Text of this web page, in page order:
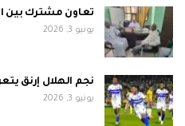
تعاون مشترك بين
يونيو 3, 2026
نجم الهلال إرنق
يونيو 3, 2026